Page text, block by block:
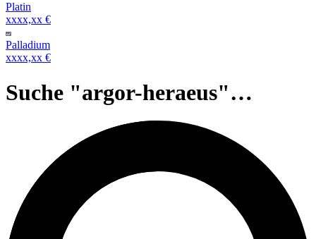
Platin
xxxx,xx €
Palladium
xxxx,xx €
Suche "argor-heraeus"…